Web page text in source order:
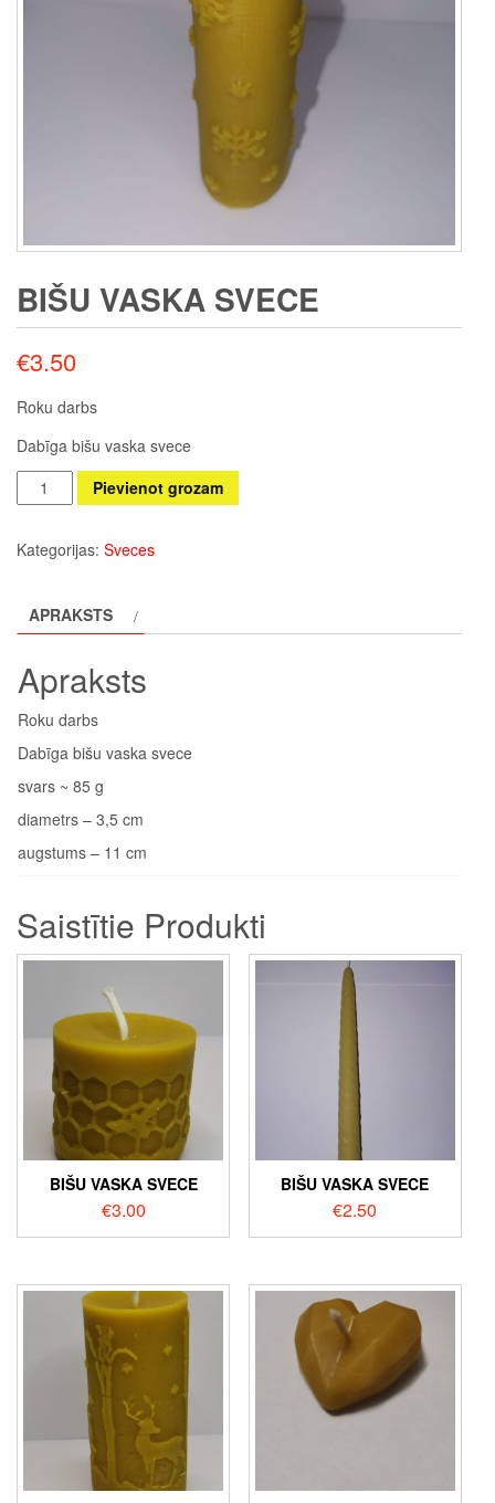
BIŠU VASKA SVECE
€3.50
Roku darbs
Dabīga bišu vaska svece
Bišu
vaska
daudzums
Pievienot grozam
Kategorijas: Sveces
APRAKSTS
Apraksts
Roku darbs
Dabīga bišu vaska svece
svars ~ 85 g
diametrs – 3,5 cm
augstums – 11 cm
Saistītie Produkti
BIŠU VASKA SVECE
€3.00
BIŠU VASKA SVECE
€2.50